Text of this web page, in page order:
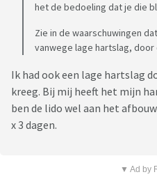
het de bedoeling dat je die
Zie in de waarschuwingen
vanwege lage hartslag,
Ik had ook een lage hartslag
kreeg. Bij mij heeft het mijn
ben de lido wel aan het
x 3 dagen.
▼ Ad by